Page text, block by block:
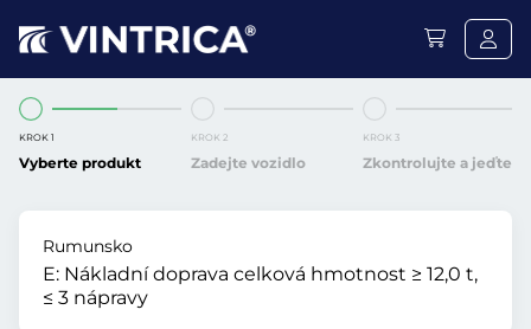
KROK 1
Vyberte produkt
KROK 2
Zadejte vozidlo
KROK 3
Zkontrolujte a jeďte
Rumunsko
E: Nákladní doprava celková hmotnost ≥ 12,0 t,
≤ 3 nápravy